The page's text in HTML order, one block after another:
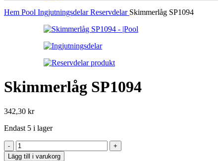
Hem Pool IngjutningsdelarReservdelar Skimmerlåg SP1094
Skimmerlåg SP1094
342,30 kr
Endast 5 i lager
Skimmerlåg
SP1094
Lägg till i varukorg